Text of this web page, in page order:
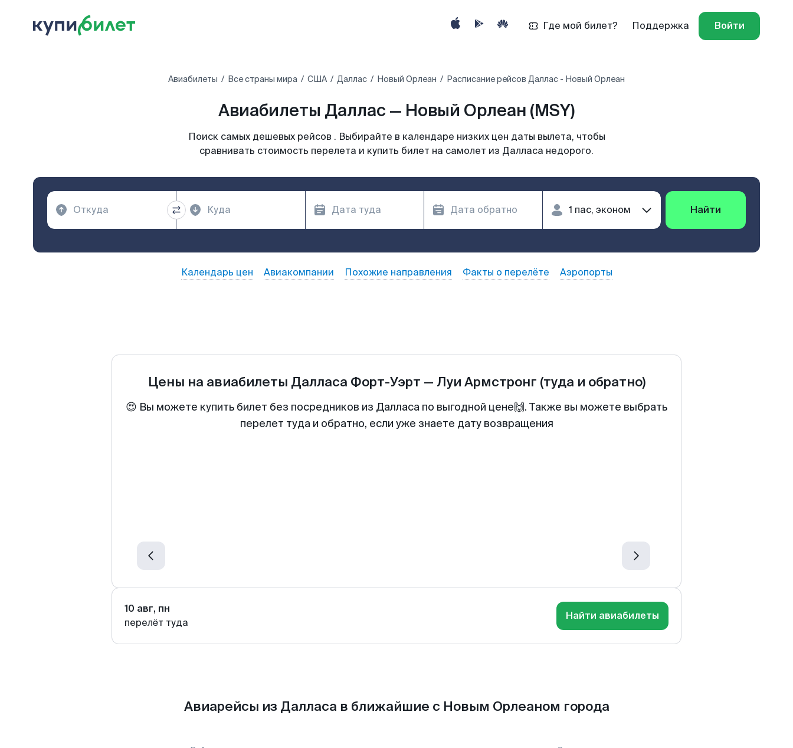
Где мой билет? Поддержка Войти
Авиабилеты Все страны мира США Даллас Новый Орлеан Расписание рейсов Даллас - Новый Орлеан
Авиабилеты Даллас — Новый Орлеан (MSY)
Поиск самых дешевых рейсов . Выбирайте в календаре низких цен даты вылета, чтобы
сравнивать стоимость перелета и купить билет на самолет из Далласа недорого.
Найти
Календарь цен Авиакомпании Похожие направления Факты о перелёте Аэропорты
Цены на авиабилеты Далласа Форт-Уэрт — Луи Армстронг (туда и обратно)
😍 Вы можете купить билет без посредников из Далласа по выгодной цене🙌. Также вы можете выбрать
перелет туда и обратно, если уже знаете дату возвращения
10 авг, пн
перелёт туда
Найти авиабилеты
Авиарейсы из Далласа в ближайшие с Новым Орлеаном города